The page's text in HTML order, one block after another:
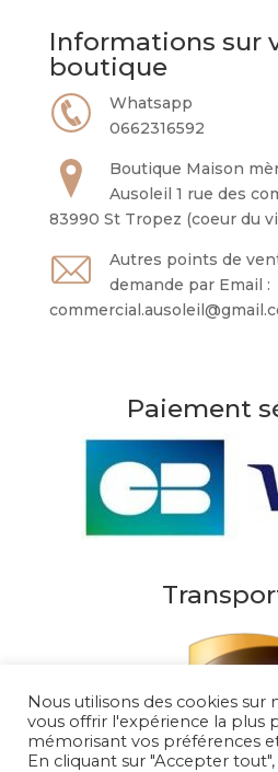
Informations sur
boutique
Whatsapp
0662316592
Boutique Maison
Ausoleil 1 rue des
83990 St Tropez (coeur du
Autres points de
demande par Email :
Paiement
Nous utilisons des cookies sur
vous offrir l'expérience la plus
mémorisant vos préférences
En cliquant sur "Accepter